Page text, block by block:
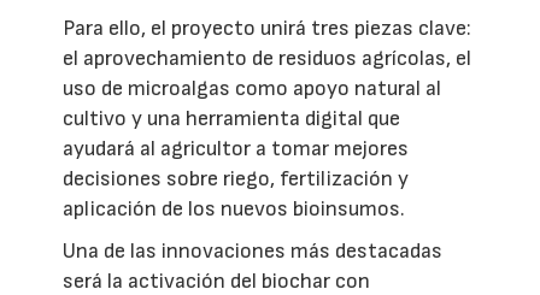
Para ello, el proyecto unirá tres piezas clave:
el aprovechamiento de residuos agrícolas, el
uso de microalgas como apoyo natural al
cultivo y una herramienta digital que
ayudará al agricultor a tomar mejores
decisiones sobre riego, fertilización y
aplicación de los nuevos bioinsumos.
Una de las innovaciones más destacadas
será la activación del biochar con